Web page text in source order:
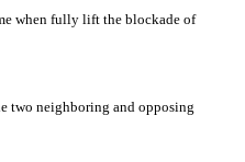
when fully lift the blockade of
two neighboring and opposing